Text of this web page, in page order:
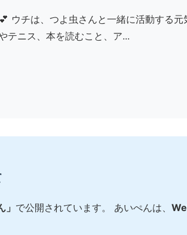
ウチは、つよ虫さんと一緒に活動する
テニス、本を読むこと、ア...
で公開されています。 あいぺんは、